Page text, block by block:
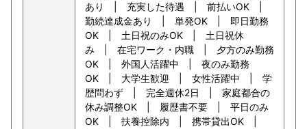
あり | 充実した待遇 | 前払いOK |
勤続達成金あり | 単発OK | 即日勤務
OK | 土日祝のみOK | 土日祝休
み | 在宅ワーク・内職 | 夕方のみ勤務
OK | 外国人活躍中 | 夜のみ勤務
OK | 大学生歓迎 | 女性活躍中 | 学
歴問わず | 完全週休2日 | 家庭都合の
休み調整OK | 履歴書不要 | 平日のみ
OK | 扶養控除内 | 携帯貸出OK |